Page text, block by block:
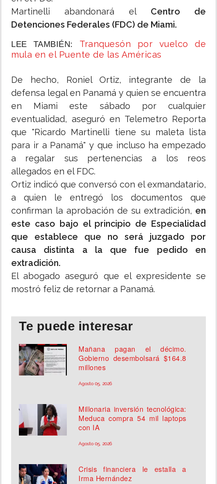
Martinelli abandonará el Centro de
Detenciones Federales (FDC) de Miami.
LEE TAMBIÉN:
Tranquesón por vuelco de
mula en el Puente de las Américas
De hecho, Roniel Ortiz, integrante de la
defensa legal en Panamá y quien se encuentra
en Miami este sábado por cualquier
eventualidad, aseguró en Telemetro Reporta
que "Ricardo Martinelli tiene su maleta lista
para ir a Panamá" y que incluso ha empezado
a regalar sus pertenencias a los reos
allegados en el FDC.
Ortiz indicó que conversó con el exmandatario,
a quien le entregó los documentos que
confirman la aprobación de su extradición, en
este caso bajo el principio de Especialidad
que establece que no será juzgado por
causa distinta a la que fue pedido en
extradición.
El abogado aseguró que el expresidente se
mostró feliz de retornar a Panamá.
Te puede interesar
Mañana pagan el décimo.
Gobierno desembolsará $164.8
millones
Agosto 05, 2026
Millonaria inversión tecnológica:
Meduca compra 54 mil laptops
con IA
Agosto 05, 2026
Crisis financiera le estalla a
Irma Hernández